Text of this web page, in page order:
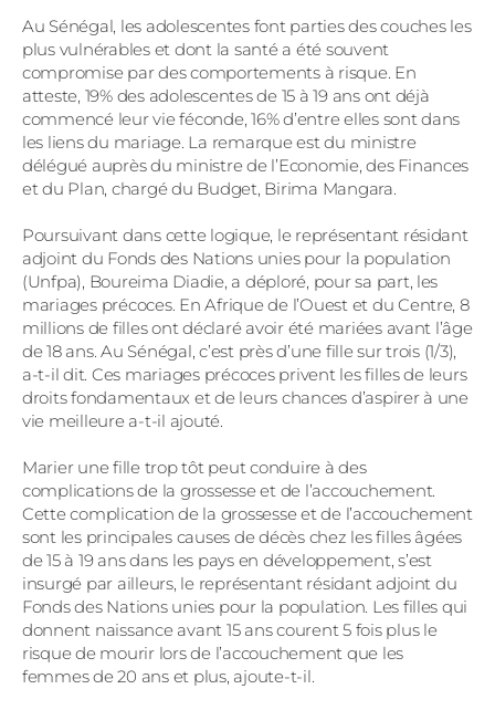
Au Sénégal, les adolescentes font parties des couches les
plus vulnérables et dont la santé a été souvent
compromise par des comportements à risque. En
atteste, 19% des adolescentes de 15 à 19 ans ont déjà
commencé leur vie féconde, 16% d’entre elles sont dans
les liens du mariage. La remarque est du ministre
délégué auprès du ministre de l’Economie, des Finances
et du Plan, chargé du Budget, Birima Mangara.
Poursuivant dans cette logique, le représentant résidant
adjoint du Fonds des Nations unies pour la population
(Unfpa), Boureima Diadie, a déploré, pour sa part, les
mariages précoces. En Afrique de l’Ouest et du Centre, 8
millions de filles ont déclaré avoir été mariées avant l’âge
de 18 ans. Au Sénégal, c’est près d’une fille sur trois (1/3),
a-t-il dit. Ces mariages précoces privent les filles de leurs
droits fondamentaux et de leurs chances d’aspirer à une
vie meilleure a-t-il ajouté.
Marier une fille trop tôt peut conduire à des
complications de la grossesse et de l’accouchement.
Cette complication de la grossesse et de l’accouchement
sont les principales causes de décès chez les filles âgées
de 15 à 19 ans dans les pays en développement, s’est
insurgé par ailleurs, le représentant résidant adjoint du
Fonds des Nations unies pour la population. Les filles qui
donnent naissance avant 15 ans courent 5 fois plus le
risque de mourir lors de l’accouchement que les
femmes de 20 ans et plus, ajoute-t-il.